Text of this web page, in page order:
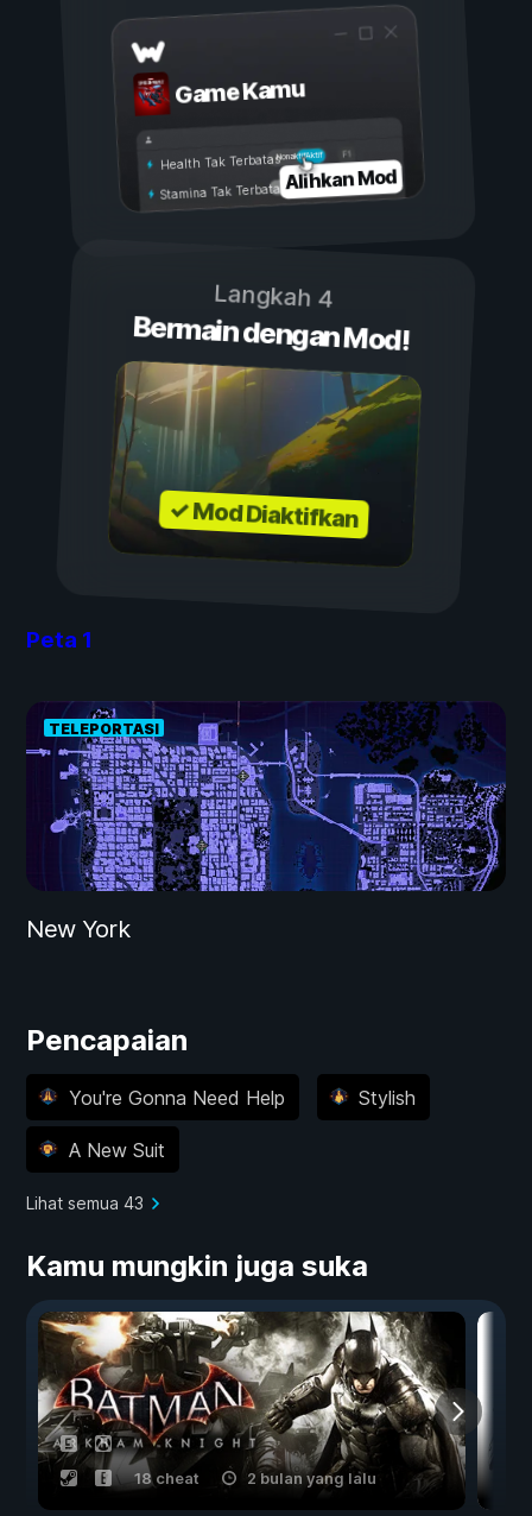
Game Kamu
Aktif
Nonaktif
Health Tak Terbatas
Stamina Tak TerbatasAlihkan Mod
Langkah 4
Bermain dengan Mod!
✓ Mod Diaktifkan
Peta 1
TELEPORTASI
New York
Pencapaian
You're Gonna Need Help Stylish
A New Suit
Lihat semua 43
Kamu mungkin juga suka
18 cheat 2 bulan yang lalu